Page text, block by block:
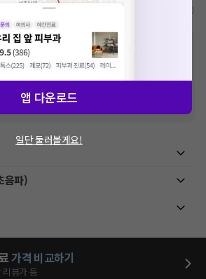
비급여/급여 진료란?
비용 등으로 실제 가격과 상이할 수 있으니, 정확
직접 문의해주세요.
보험심사평가원에 고지되어 있는 급여 진료 기준 가
합적인 비용이 추가되어, 병원마다 금액이 다르게
랍니다.)
VAT 포함
음파)
가격 비교하기
리뷰가 등
앱 다운로드
일단 둘러볼게요!